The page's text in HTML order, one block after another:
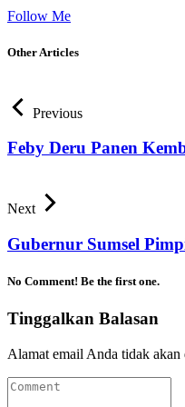
Follow Me
Other Articles
Previous
Feby Deru Panen
Next
Gubernur Sumsel
No Comment! Be the first one.
Tinggalkan Balasan
Alamat email Anda tidak